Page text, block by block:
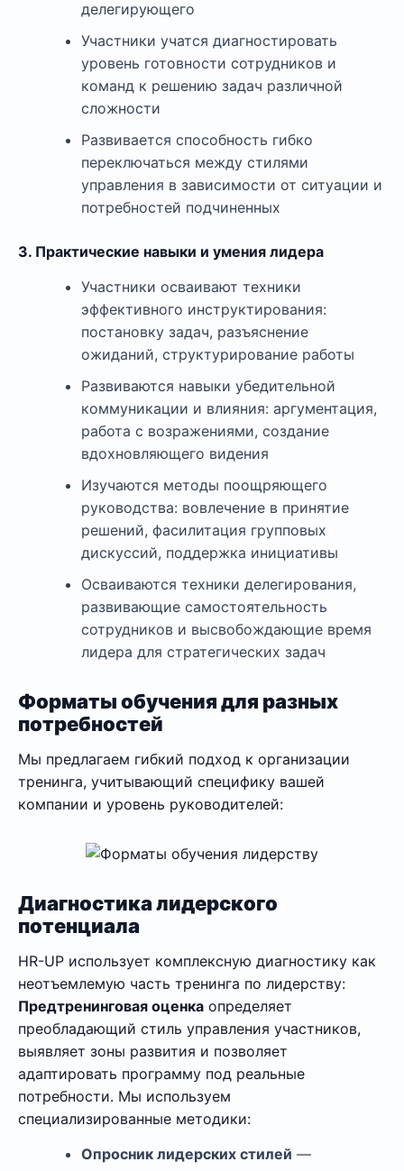
делегирующего
Участники учатся диагностировать
уровень готовности сотрудников и
команд к решению задач различной
сложности
Развивается способность гибко
переключаться между стилями
управления в зависимости от ситуации и
потребностей подчиненных
3. Практические навыки и умения лидера
Участники осваивают техники
эффективного инструктирования:
постановку задач, разъяснение
ожиданий, структурирование работы
Развиваются навыки убедительной
коммуникации и влияния: аргументация,
работа с возражениями, создание
вдохновляющего видения
Изучаются методы поощряющего
руководства: вовлечение в принятие
решений, фасилитация групповых
дискуссий, поддержка инициативы
Осваиваются техники делегирования,
развивающие самостоятельность
сотрудников и высвобождающие время
лидера для стратегических задач
Форматы обучения для разных
потребностей
Мы предлагаем гибкий подход к организации
тренинга, учитывающий специфику вашей
компании и уровень руководителей:
Диагностика лидерского
потенциала
HR-UP использует комплексную диагностику как
неотъемлемую часть тренинга по лидерству:
Предтренинговая оценка определяет
преобладающий стиль управления участников,
выявляет зоны развития и позволяет
адаптировать программу под реальные
потребности. Мы используем
специализированные методики:
Опросник лидерских стилей —